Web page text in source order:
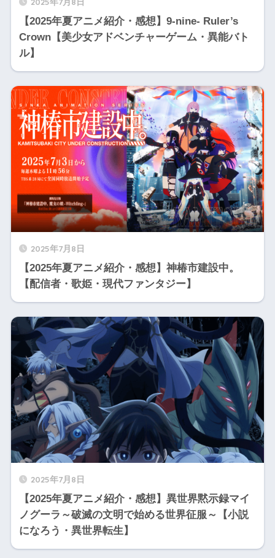
【2025年夏アニメ紹介・感想】9-nine- Ruler’s
Crown【美少女アドベンチャーゲーム・異能バト
ル】
2025年7月8日
【2025年夏アニメ紹介・感想】神椿市建設中。
【配信者・歌姫・現代ファンタジー】
2025年7月8日
【2025年夏アニメ紹介・感想】異世界黙示録マイ
ノグーラ～破滅の文明で始める世界征服～【小説
になろう・異世界転生】